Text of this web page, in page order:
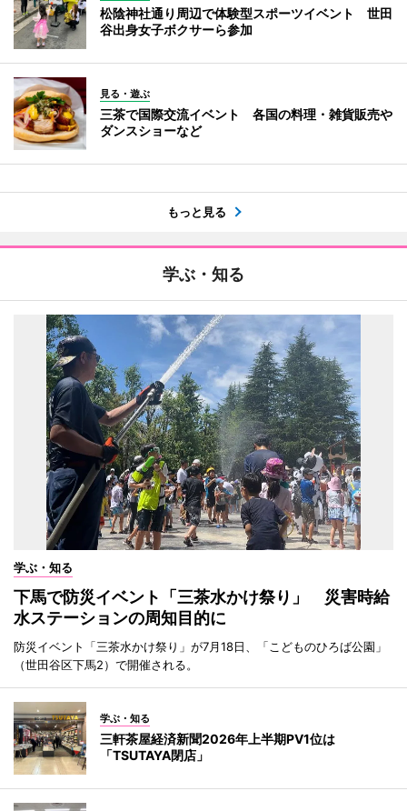
松陰神社通り周辺で体験型スポーツイベント 世田
谷出身女子ボクサーら参加
見る・遊ぶ
三茶で国際交流イベント 各国の料理・雑貨販売や
ダンスショーなど
もっと見る
学ぶ・知る
学ぶ・知る
下馬で防災イベント「三茶水かけ祭り」 災害時給
水ステーションの周知目的に
防災イベント「三茶水かけ祭り」が7月18日、「こどものひろば公園」
（世田谷区下馬2）で開催される。
学ぶ・知る
三軒茶屋経済新聞2026年上半期PV1位は
「TSUTAYA閉店」